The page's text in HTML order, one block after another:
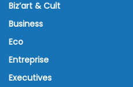
Biz’art & Cult
Business
Eco
Entreprise
Executives